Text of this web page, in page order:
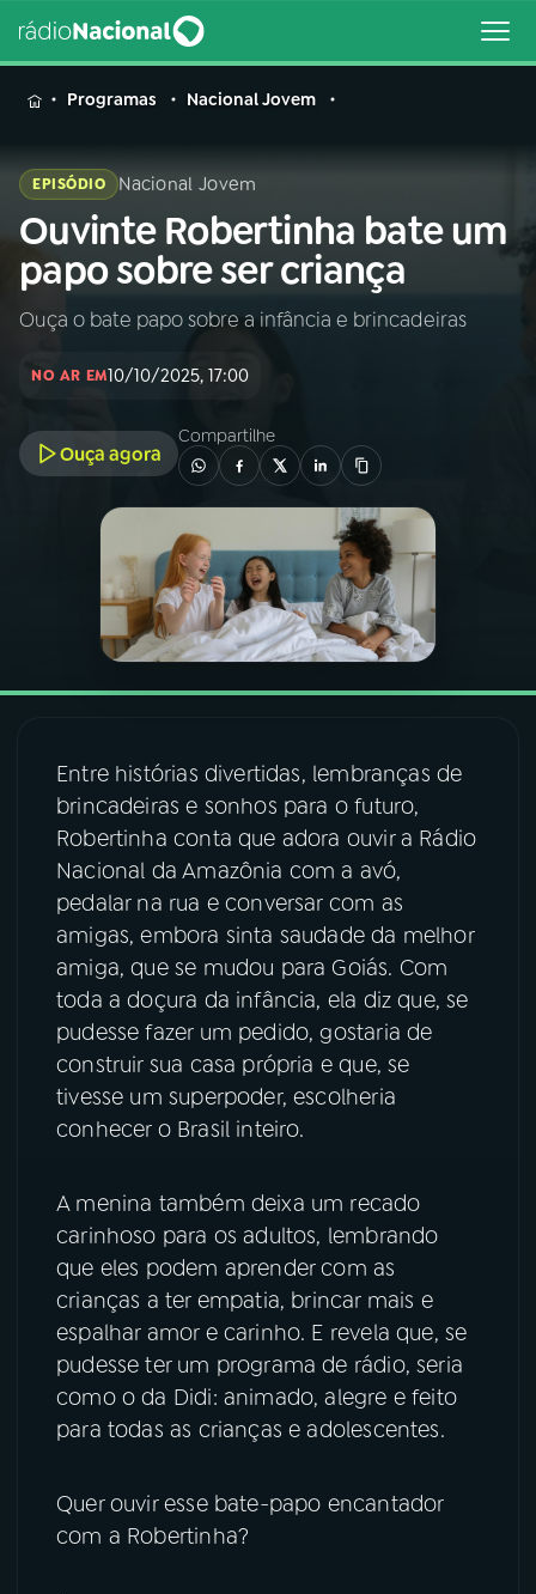
MENU
Buscar
na
Rádio
Nacional
Buscar
01INÍCIO
A RÁDIO
PROGRAMAÇÃO
06VIDEOCASTS
07ÚLTIMAS
08 FESTIVAL DE MÚSICA
ACOMPANHE A RÁDIO NACIONAL
YouTube
TikTok
Programas Nacional Jovem
EPISÓDIO Nacional Jovem
Ouvinte Robertinha bate um
papo sobre ser criança
Ouça o bate papo sobre a infância e brincadeiras
NO AR EM10/10/2025, 17:00
Ouça agora
Compartilhe
Entre histórias divertidas, lembranças de
brincadeiras e sonhos para o futuro,
Robertinha conta que adora ouvir a Rádio
Nacional da Amazônia com a avó,
pedalar na rua e conversar com as
amigas, embora sinta saudade da melhor
amiga, que se mudou para Goiás. Com
toda a doçura da infância, ela diz que, se
pudesse fazer um pedido, gostaria de
construir sua casa própria e que, se
tivesse um superpoder, escolheria
conhecer o Brasil inteiro.
A menina também deixa um recado
carinhoso para os adultos, lembrando
que eles podem aprender com as
crianças a ter empatia, brincar mais e
espalhar amor e carinho. E revela que, se
pudesse ter um programa de rádio, seria
como o da Didi: animado, alegre e feito
para todas as crianças e adolescentes.
Quer ouvir esse bate-papo encantador
com a Robertinha?